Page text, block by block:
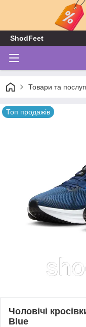
ShodFeet
Товари та
Топ продажів
Чоловічі
Blue